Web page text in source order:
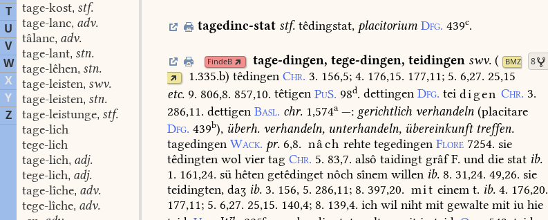
T
U
V
W
X
Y
Z
tage-kost, stf.
tage-lanc, adv.
tâlanc, adv.
tage-lant, stn.
tage-lêhen, stn.
tage-leisten, swv.
tage-leisten, stn.
tage-leistunge, stf.
tage-lich
tege-lich
tage-lich, adj.
tege-lich, adj.
tage-lîche, adv.
tege-lîche, adv.
tagedinc-stat stf.têdingstat, placitorium Dfg. 439c.
8
FindeB tage-dingen, tege-dingen, teidingen swv. ( BMZ
1.335.b) têdingen Chr. 3. 156,5;4. 176,15. 177,11;5. 6,27. 25,15
etc. 9. 806,8. 857,10. têtigen PuS. 98d. dettingen Dfg. tei digen Chr. 3.
286,11. dettigen Basl. chr. 1,574a—: gerichtlich verhandeln (placitare
Dfg. 439b), überh. verhandeln, unterhandeln, übereinkunfttreffen.
tagedingen Wack. pr. 6,8. nâch rehte tegedingen Flore 7254. sie
têdingten wol vier tag Chr. 5. 83,7. alsô taidingt grâfF. und die stat ib.
1. 161,24. sü hêten getêdinget nôch sînem willen ib. 8. 31,24. 49,26. sie
teidingten, daʒ ib. 3. 156, 5. 286,11; 8. 397,20. mit einemt. ib. 4. 176,20.
177,11; 5. 6,27. 25,15. 140,4; 8. 139,4. ich wil niht mit gewalte mit iu hie